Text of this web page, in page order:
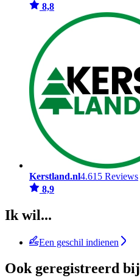
8,8
Kerstland.nl4.615 Reviews
8,9
Ik wil...
Een geschil indienen
Ook geregistreerd bij